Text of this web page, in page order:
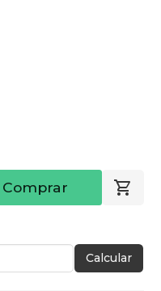
Comprar
Calcular